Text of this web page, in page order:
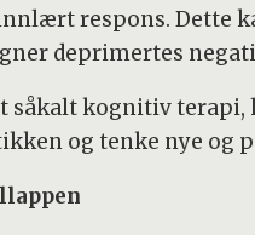
respons. Dette
deprimertes
såkalt kognitiv
og tenke nye og